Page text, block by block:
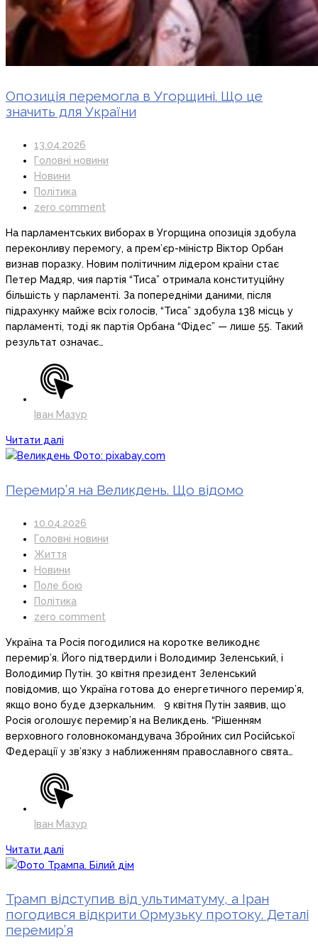
Опозиція перемогла в Угорщині. Що це
значить для України
13.04.2026
Головні новини
Новини
Політика
zero comment
На парламентських виборах в Угорщина опозиція здобула
переконливу перемогу, а прем’єр-міністр Віктор Орбан
визнав поразку. Новим політичним лідером країни стає
Петер Мадяр, чия партія “Тиса” отримала конституційну
більшість у парламенті. За попередніми даними, після
підрахунку майже всіх голосів, “Тиса” здобула 138 місць у
парламенті, тоді як партія Орбана “Фідес” — лише 55. Такий
результат означає…
Іван Мазур
Читати далі
Перемир’я на Великдень. Що відомо
10.04.2026
Головні новини
Життя
Новини
Поле бою
Політика
zero comment
Україна та Росія погодилися на коротке великоднє
перемир’я. Його підтвердили і Володимир Зеленський, і
Володимир Путін. 30 квітня президент Зеленський
повідомив, що Україна готова до енергетичного перемир’я,
якщо воно буде дзеркальним. 9 квітня Путін заявив, що
Росія оголошує перемир’я на Великдень. “Рішенням
верховного головнокомандувача Збройних сил Російської
Федерації у зв’язку з наближенням православного свята…
Іван Мазур
Читати далі
Трамп відступив від ультиматуму, а Іран
погодився відкрити Ормузьку протоку. Деталі
перемир’я